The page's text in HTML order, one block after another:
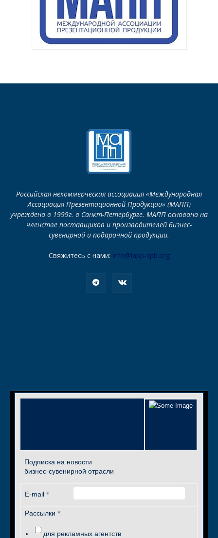
Российская некоммерческая ассоциация «Международная
Ассоциация Презентационной Продукции» (МАПП)
учреждена в 1999г. в Санкт-Петербурге. МАПП основана на
членстве поставщиков и производителей бизнес-
сувенирной и подарочной продукции.
Свяжитесь с нами: info@iapp-spb.org
Подписка на новости
бизнес-сувенирной отрасли
E-mail *
Рассылки *
для рекламных агентств